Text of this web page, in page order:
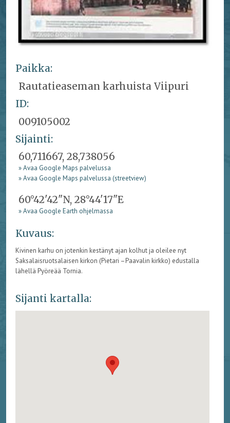
Paikka:
Rautatieaseman karhuista Viipuri
ID:
009105002
Sijainti:
60,711667, 28,738056
» Avaa Google Maps palvelussa
» Avaa Google Maps palvelussa (streetview)
60°42'42"N, 28°44'17"E
» Avaa Google Earth ohjelmassa
Kuvaus:
Kivinen karhu on jotenkin kestänyt ajan kolhut ja oleilee nyt
Saksalaisruotsalaisen kirkon (Pietari –Paavalin kirkko) edustalla
lähellä Pyöreää Tornia.
Sijanti kartalla: